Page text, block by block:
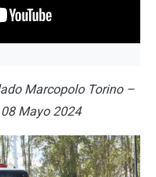
Marcopolo Torino –
08 Mayo 2024